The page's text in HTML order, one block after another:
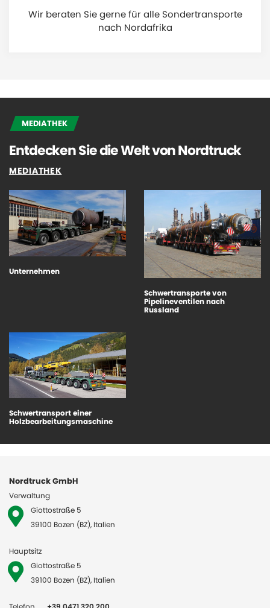
Wir beraten Sie gerne für alle Sondertransporte
nach Nordafrika
MEDIATHEK
Entdecken Sie die Welt von Nordtruck
MEDIATHEK
Unternehmen
Schwertransporte von
Pipelineventilen nach
Russland
Schwertransport einer
Holzbearbeitungsmaschine
Nordtruck GmbH
Verwaltung
Giottostraße 5
39100 Bozen (BZ), Italien
Hauptsitz
Giottostraße 5
39100 Bozen (BZ), Italien